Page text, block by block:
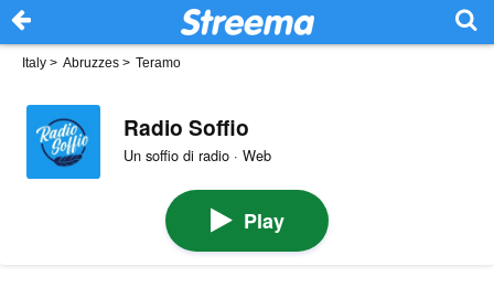
Italy > Abruzzes > Teramo
Radio Soffio
Un soffio di radio · Web
Play